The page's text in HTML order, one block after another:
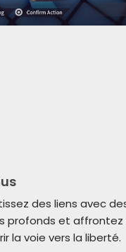
des liens avec
profonds et affrontez
la voie vers la liberté.